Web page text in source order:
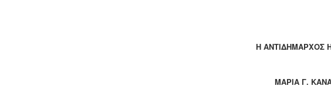
Η ΑΝΤΙΔΗΜΑΡΧΟΣ
ΜΑΡΙΑ Γ.